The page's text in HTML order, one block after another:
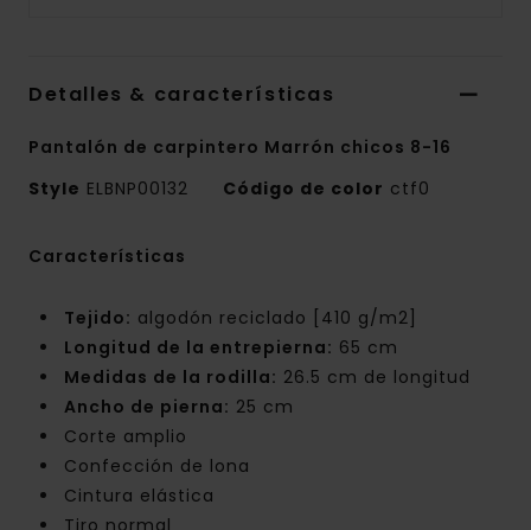
Detalles & características
Pantalón de carpintero Marrón chicos 8-16
Style ELBNP00132 Código de color ctf0
Características
Tejido: algodón reciclado [410 g/m2]
Longitud de la entrepierna: 65 cm
Medidas de la rodilla: 26.5 cm de longitud
Ancho de pierna: 25 cm
Corte amplio
Confección de lona
Cintura elástica